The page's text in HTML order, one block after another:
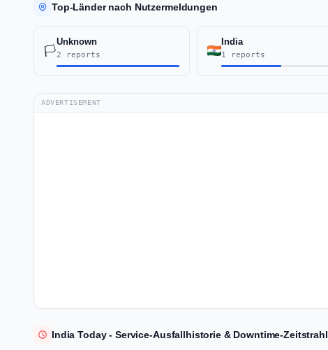
Top-Länder nach Nutzermeldungen
🏳️
Unknown
2 reports
India
1 reports
ADVERTISEMENT
India Today - Service-Ausfallhistorie & Downtime-Zeitstrahl